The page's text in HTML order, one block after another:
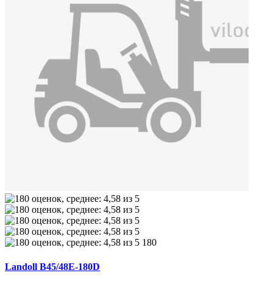
180
Landoll B45/48E-180D